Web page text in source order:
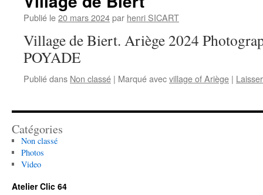
Publié le20 mars 2024par henri SICART
Village de Biert. Ariège 2024
POYADE
Publié dans Non classé | Marqué avecvillage of Ariège |
Catégories
Non classé
Photos
Video
Atelier Clic 64